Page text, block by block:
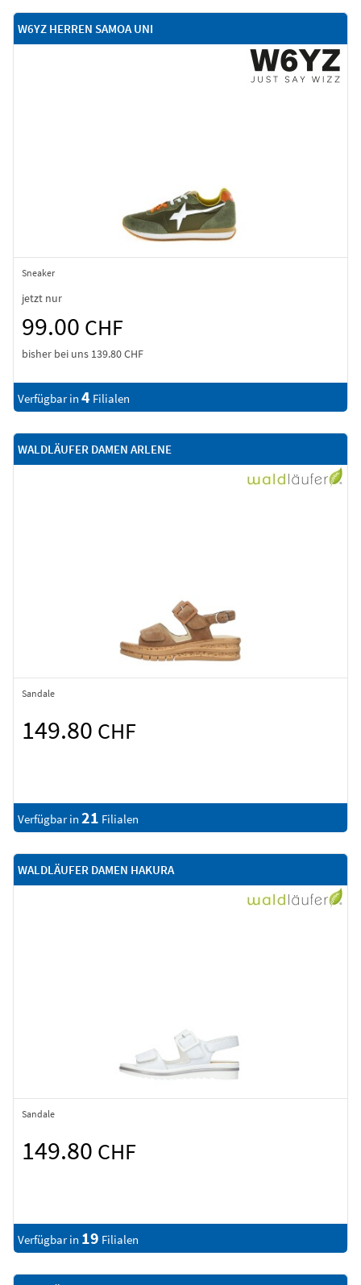
W6YZ HERREN SAMOA UNI
Sneaker
jetzt nur
99.00 CHF
bisher bei uns 139.80 CHF
Verfügbar in 4 Filialen
WALDLÄUFER DAMEN ARLENE
Sandale
149.80 CHF
Verfügbar in 21 Filialen
WALDLÄUFER DAMEN HAKURA
Sandale
149.80 CHF
Verfügbar in 19 Filialen